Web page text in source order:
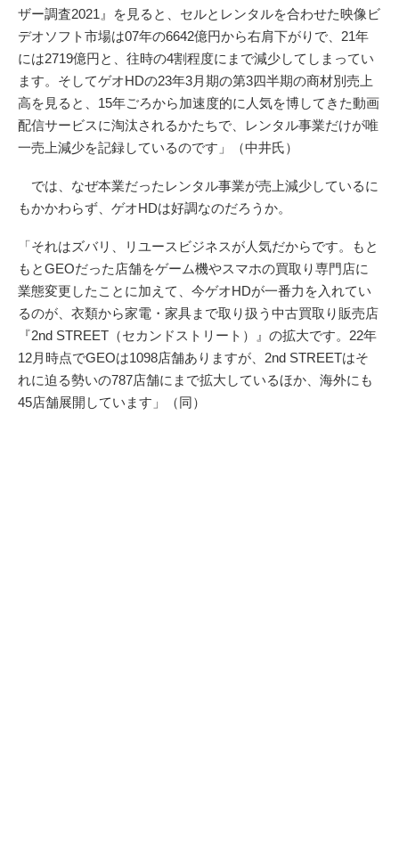
ザー調査2021』を見ると、セルとレンタルを合わせた映像ビ
デオソフト市場は07年の6642億円から右肩下がりで、21年
には2719億円と、往時の4割程度にまで減少してしまってい
ます。そしてゲオHDの23年3月期の第3四半期の商材別売上
高を見ると、15年ごろから加速度的に人気を博してきた動画
配信サービスに淘汰されるかたちで、レンタル事業だけが唯
一売上減少を記録しているのです」（中井氏）
では、なぜ本業だったレンタル事業が売上減少しているに
もかかわらず、ゲオHDは好調なのだろうか。
「それはズバリ、リユースビジネスが人気だからです。もと
もとGEOだった店舗をゲーム機やスマホの買取り専門店に
業態変更したことに加えて、今ゲオHDが一番力を入れてい
るのが、衣類から家電・家具まで取り扱う中古買取り販売店
『2nd STREET（セカンドストリート）』の拡大です。22年
12月時点でGEOは1098店舗ありますが、2nd STREETはそ
れに迫る勢いの787店舗にまで拡大しているほか、海外にも
45店舗展開しています」（同）